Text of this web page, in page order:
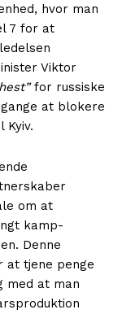
hvor man
7 for at
Viktor
for russiske
at blokere
om at
kamp-
Denne
at tjene penge
med at man